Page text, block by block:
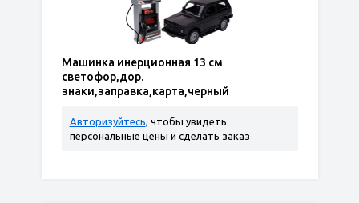
Машинка инерционная 13 см
светофор,дор.
знаки,заправка,карта,черный
Авторизуйтесь, чтобы увидеть
персональные цены и сделать заказ